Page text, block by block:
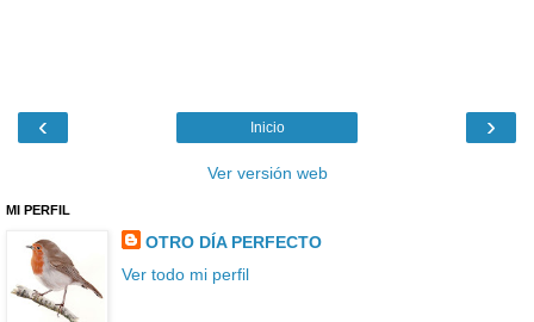
‹ ›
Inicio
Ver versión web
MI PERFIL
OTRO DÍA PERFECTO
Ver todo mi perfil